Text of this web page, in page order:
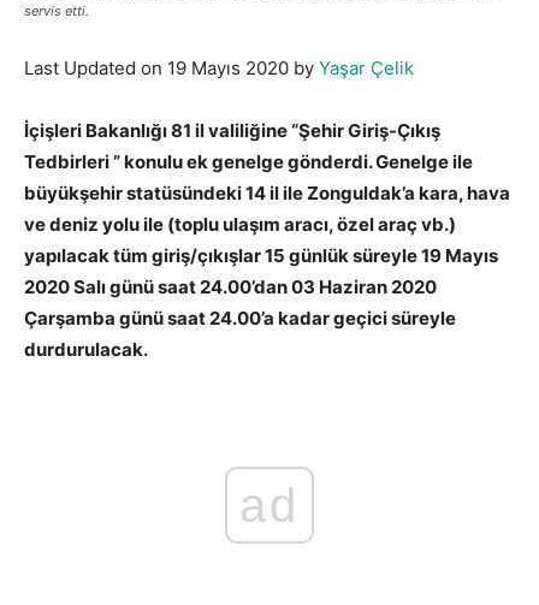
servis etti.
Last Updated on 19 Mayıs 2020 by Yaşar Çelik
İçişleri Bakanlığı 81 il valiliğine “Şehir Giriş-Çıkış
Tedbirleri ” konulu ek genelge gönderdi. Genelge ile
büyükşehir statüsündeki 14 il ile Zonguldak’a kara, hava
ve deniz yolu ile (toplu ulaşım aracı, özel araç vb.)
yapılacak tüm giriş/çıkışlar 15 günlük süreyle 19 Mayıs
2020 Salı günü saat 24.00’dan 03 Haziran 2020
Çarşamba günü saat 24.00’a kadar geçici süreyle
durdurulacak.
ad